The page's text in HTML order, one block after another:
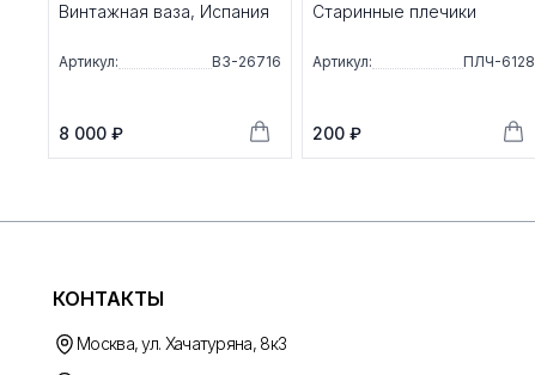
Винтажная ваза, Испания
Артикул: ВЗ-26716
8 000 ₽
Старинные плечики
Артикул: ПЛЧ-6128
200 ₽
КОНТАКТЫ
Москва, ул. Хачатуряна, 8к3